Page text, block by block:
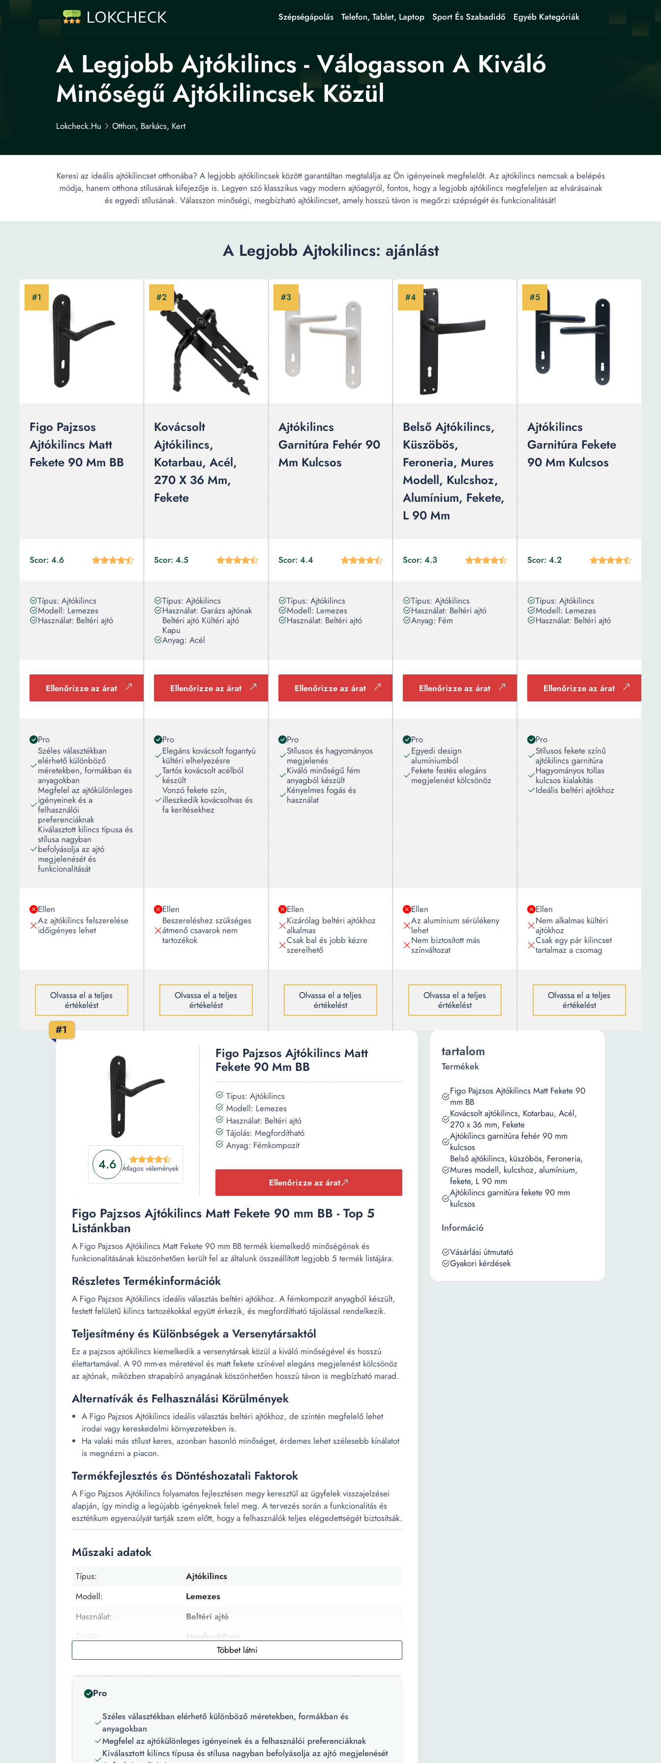
Szépségápolás Telefon, Tablet, Laptop Sport És Szabadidő Egyéb Kategóriák
A Legjobb Ajtókilincs - Válogasson A Kiváló
Minőségű Ajtókilincsek Közül
Lokcheck.hu Otthon, Barkács, Kert
Keresi az ideális ajtókilincset otthonába? A legjobb ajtókilincsek között garantáltan megtalálja az Ön igényeinek megfelelőt. Az ajtókilincs nemcsak a belépés
módja, hanem otthona stílusának kifejezője is. Legyen szó klasszikus vagy modern ajtóagyról, fontos, hogy a legjobb ajtókilincs megfeleljen az elvárásainak
és egyedi stílusának. Válasszon minőségi, megbízható ajtókilincset, amely hosszú távon is megőrzi szépségét és funkcionalitását!
A Legjobb Ajtokilincs: ajánlást
Figo Pajzsos
Ajtókilincs Matt
Fekete 90 Mm BB
Scor: 4.6
Típus: Ajtókilincs
Modell: Lemezes
Használat: Beltéri ajtó
Ellenőrizze az árat
Pro
Széles választékban
elérhető különböző
méretekben, formákban és
anyagokban
Megfelel az ajtókülönleges
igényeinek és a
felhasználói
preferenciáknak
Kiválasztott kilincs típusa és
stílusa nagyban
befolyásolja az ajtó
megjelenését és
funkcionalitását
Ellen
Az ajtókilincs felszerelése
időigényes lehet
Olvassa el a teljes
értékelést
Kovácsolt
Ajtókilincs,
Kotarbau, Acél,
270 X 36 Mm,
Fekete
Scor: 4.5
Típus: Ajtókilincs
Használat: Garázs ajtónak
Beltéri ajtó Kültéri ajtó
Kapu
Anyag: Acél
Ellenőrizze az árat
Pro
Elegáns kovácsolt fogantyú
kültéri elhelyezésre
Tartós kovácsolt acélból
készült
Vonzó fekete szín,
illeszkedik kovácsoltvas és
fa kerítésekhez
Ellen
Beszereléshez szükséges
átmenő csavarok nem
tartozékok
Olvassa el a teljes
értékelést
Ajtókilincs
Garnitúra Fehér 90
Mm Kulcsos
Scor: 4.4
Típus: Ajtókilincs
Modell: Lemezes
Használat: Beltéri ajtó
Ellenőrizze az árat
Pro
Stílusos és hagyományos
megjelenés
Kiváló minőségű fém
anyagból készült
Kényelmes fogás és
használat
Ellen
Kizárólag beltéri ajtókhoz
alkalmas
Csak bal és jobb kézre
szerelhető
Olvassa el a teljes
értékelést
Belső Ajtókilincs,
Küszöbös,
Feroneria, Mures
Modell, Kulcshoz,
Alumínium, Fekete,
L 90 Mm
Scor: 4.3
Típus: Ajtókilincs
Használat: Beltéri ajtó
Anyag: Fém
Ellenőrizze az árat
Pro
Egyedi design
alumíniumból
Fekete festés elegáns
megjelenést kölcsönöz
Ellen
Az alumínium sérülékeny
lehet
Nem biztosított más
színváltozat
Olvassa el a teljes
értékelést
Ajtókilincs
Garnitúra Fekete
90 Mm Kulcsos
Scor: 4.2
Típus: Ajtókilincs
Modell: Lemezes
Használat: Beltéri ajtó
Ellenőrizze az árat
Pro
Stílusos fekete színű
ajtókilincs garnitúra
Hagyományos tollas
kulcsos kialakítás
Ideális beltéri ajtókhoz
Ellen
Nem alkalmas kültéri
ajtókhoz
Csak egy pár kilincset
tartalmaz a csomag
Olvassa el a teljes
értékelést
#1
4.6 Átlagos vélemények
Figo Pajzsos Ajtókilincs Matt
Fekete 90 Mm BB
Típus: Ajtókilincs
Modell: Lemezes
Használat: Beltéri ajtó
Tájolás: Megfordítható
Anyag: Fémkompozit
Ellenőrizze az árat
Figo Pajzsos Ajtókilincs Matt Fekete 90 mm BB - Top 5
Listánkban
A Figo Pajzsos Ajtókilincs Matt Fekete 90 mm BB termék kiemelkedő minőségének és
funkcionalitásának köszönhetően került fel az általunk összeállított legjobb 5 termék listájára.
Részletes Termékinformációk
A Figo Pajzsos Ajtókilincs ideális választás beltéri ajtókhoz. A fémkompozit anyagból készült,
festett felületű kilincs tartozékokkal együtt érkezik, és megfordítható tájolással rendelkezik.
Teljesítmény és Különbségek a Versenytársaktól
Ez a pajzsos ajtókilincs kiemelkedik a versenytársak közül a kiváló minőségével és hosszú
élettartamával. A 90 mm-es méretével és matt fekete színével elegáns megjelenést kölcsönöz
az ajtónak, miközben strapabíró anyagának köszönhetően hosszú távon is megbízható marad.
Alternatívák és Felhasználási Körülmények
A Figo Pajzsos Ajtókilincs ideális választás beltéri ajtókhoz, de szintén megfelelő lehet
irodai vagy kereskedelmi környezetekben is.
Ha valaki más stílust keres, azonban hasonló minőséget, érdemes lehet szélesebb kínálatot
is megnézni a piacon.
Termékfejlesztés és Döntéshozatali Faktorok
A Figo Pajzsos Ajtókilincs folyamatos fejlesztésen megy keresztül az ügyfelek visszajelzései
alapján, így mindig a legújabb igényeknek felel meg. A tervezés során a funkcionalitás és
esztétikum egyensúlyát tartják szem előtt, hogy a felhasználók teljes elégedettségét biztosítsák.
Műszaki adatok
Típus:
Ajtókilincs
Modell:
Lemezes
Használat:
Beltéri ajtó
Tájolás:
Megfordítható
Anyag:
Fémkompozit
Felület:
Festett
Csomag tartalma:
Fekete
Pro
Széles választékban elérhető különböző méretekben, formákban és
anyagokban
Megfelel az ajtókülönleges igényeinek és a felhasználói preferenciáknak
Kiválasztott kilincs típusa és stílusa nagyban befolyásolja az ajtó megjelenését
tartalom
Termékek
Figo Pajzsos Ajtókilincs Matt Fekete 90
mm BB
Kovácsolt ajtókilincs, Kotarbau, Acél,
270 x 36 mm, Fekete
Ajtókilincs garnitúra fehér 90 mm
kulcsos
Belső ajtókilincs, küszöbös, Feroneria,
Mures modell, kulcshoz, alumínium,
fekete, L 90 mm
Ajtókilincs garnitúra fekete 90 mm
kulcsos
Információ
Vásárlási útmutató
Gyakori kérdések